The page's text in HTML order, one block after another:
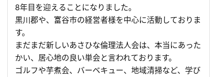
8年目を迎えることになりました。
黒川郡や、富谷市の経営者様を中心に活動しておりま
す。
まだまだ新しいあさひな倫理法人会は、本当にあった
かい、居心地の良い単会と言われております。
ゴルフや芋煮会、バーベキュー、地域清掃など、学び